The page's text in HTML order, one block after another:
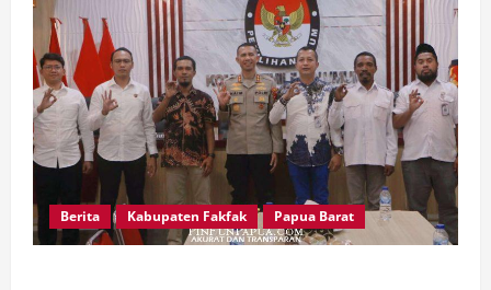
Berita Kabupaten Fakfak Papua Barat